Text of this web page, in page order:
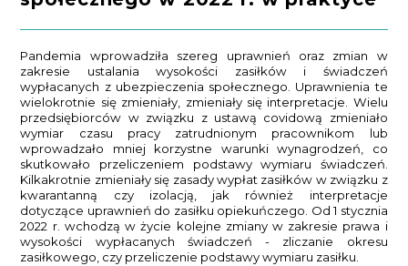
Pandemia wprowadziła szereg uprawnień oraz zmian w
zakresie ustalania wysokości zasiłków i świadczeń
wypłacanych z ubezpieczenia społecznego. Uprawnienia te
wielokrotnie się zmieniały, zmieniały się interpretacje. Wielu
przedsiębiorców w związku z ustawą covidową zmieniało
wymiar czasu pracy zatrudnionym pracownikom lub
wprowadzało mniej korzystne warunki wynagrodzeń, co
skutkowało przeliczeniem podstawy wymiaru świadczeń.
Kilkakrotnie zmieniały się zasady wypłat zasiłków w związku z
kwarantanną czy izolacją, jak również interpretacje
dotyczące uprawnień do zasiłku opiekuńczego. Od 1 stycznia
2022 r. wchodzą w życie kolejne zmiany w zakresie prawa i
wysokości wypłacanych świadczeń - zliczanie okresu
zasiłkowego, czy przeliczenie podstawy wymiaru zasiłku.